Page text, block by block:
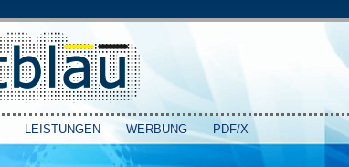
LEISTUNGEN WERBUNG PDF/X